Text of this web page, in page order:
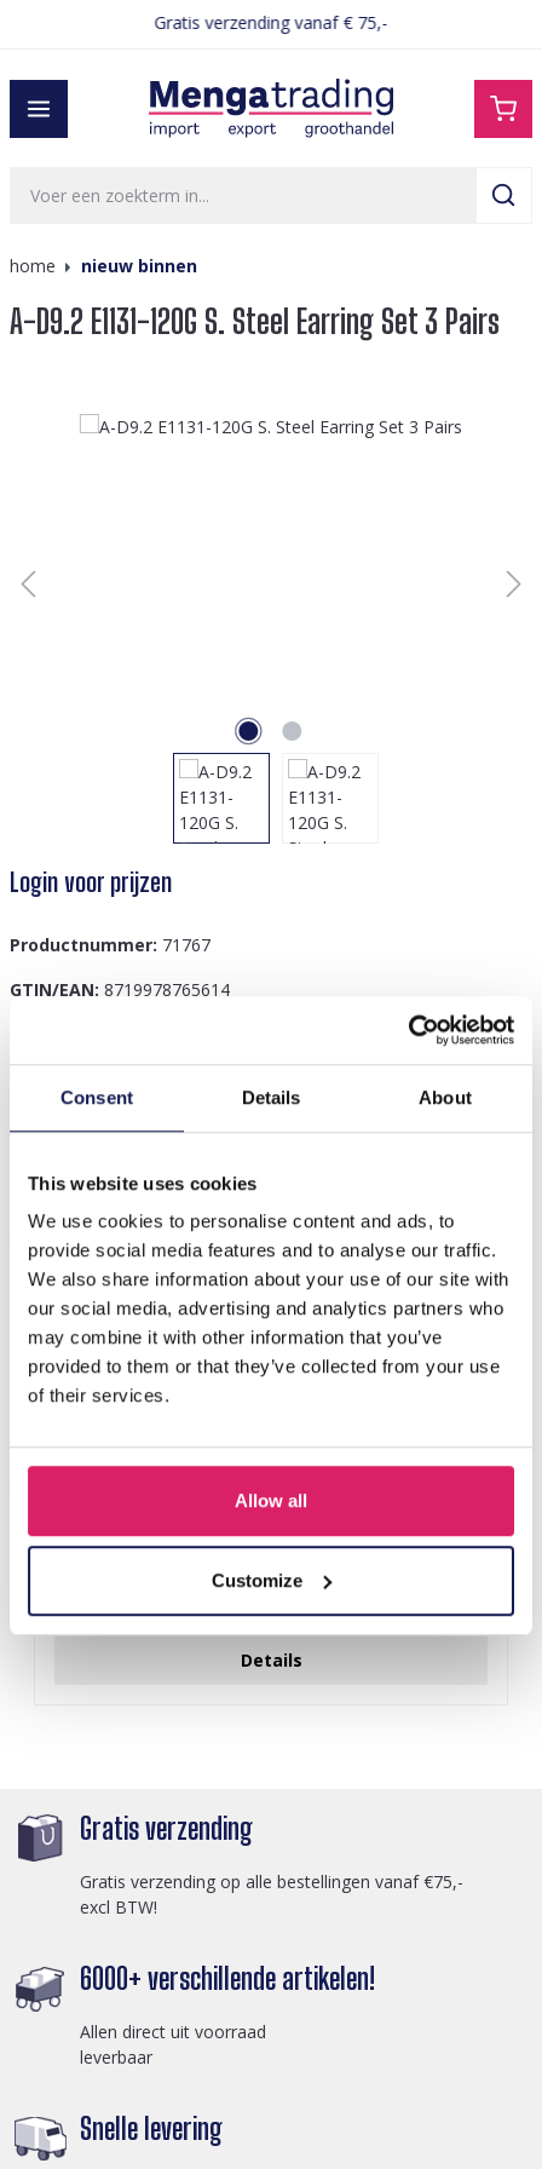
Consent Details About
This website uses cookies
We use cookies to personalise content and ads, to
provide social media features and to analyse our traffic.
We also share information about your use of our site with
our social media, advertising and analytics partners who
may combine it with other information that you’ve
provided to them or that they’ve collected from your use
of their services.
Allow all
Customize
Gratis verzending vanaf € 75,-
home nieuw binnen
A-D9.2 E1131-120G S. Steel Earring Set 3 Pairs
Afbeeldingengalerij overslaan
Login voor prijzen
Productnummer: 71767
GTIN/EAN: 8719978765614
Beschrijving
A-D9.2 E1131-120G S. Stalen oorbellenset 3 paar
Anderen kochten ook
Login voor prijzen
Details
Gratis verzending
Gratis verzending op alle bestellingen vanaf €75,-
excl BTW!
6000+ verschillende artikelen!
Allen direct uit voorraad
leverbaar
Snelle levering